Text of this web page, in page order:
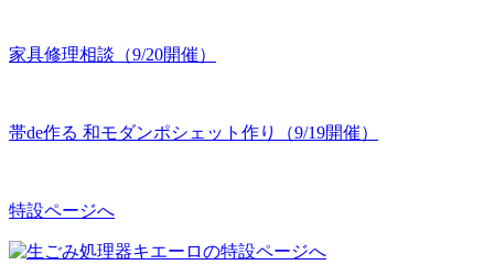
家具修理相談（9/20開催）
帯de作る 和モダンポシェット作り（9/19開催）
特設ページへ